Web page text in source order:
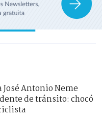
Antonio Neme
de tránsito: chocó